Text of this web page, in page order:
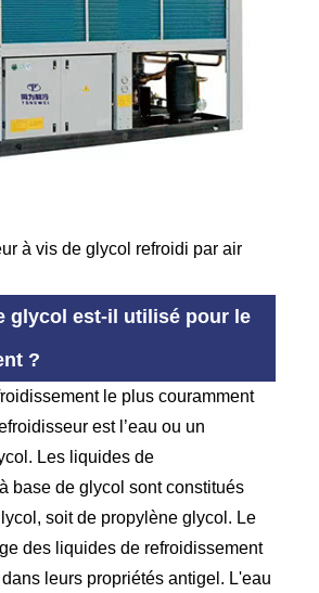
à vis de glycol refroidi par air
glycol est-il utilisé pour le
?
le plus couramment
est l’eau ou un
Les liquides de
base de glycol sont constitués
soit de propylène glycol. Le
des liquides de refroidissement
leurs propriétés antigel. L'eau